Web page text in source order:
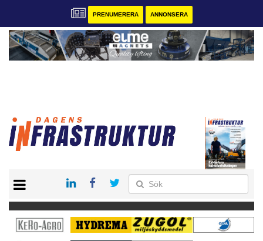
PRENUMERERA ANNONSERA
KONTAKT
VÅRA ANDRA MAGASIN